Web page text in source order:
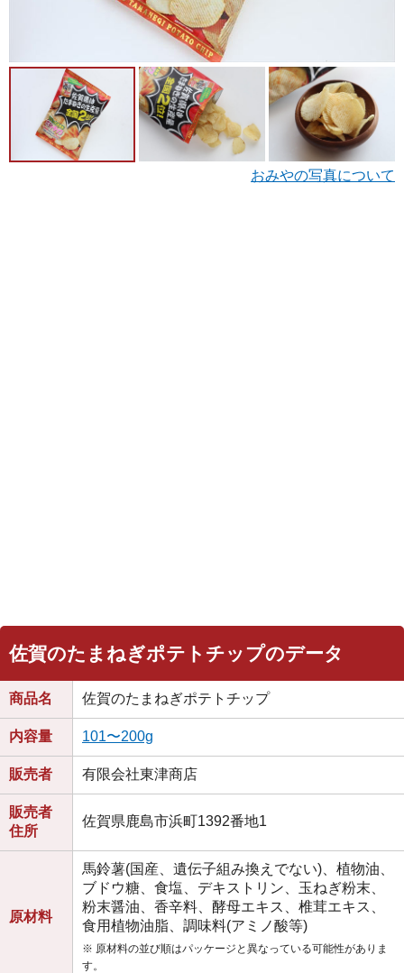
おみやの写真について
佐賀のたまねぎポテトチップのデータ
商品名 佐賀のたまねぎポテトチップ
内容量 101〜200g
販売者 有限会社東津商店
販売者
住所
佐賀県鹿島市浜町1392番地1
原材料
馬鈴薯(国産、遺伝子組み換えでない)、植物油、
ブドウ糖、食塩、デキストリン、玉ねぎ粉末、
粉末醤油、香辛料、酵母エキス、椎茸エキス、
食用植物油脂、調味料(アミノ酸等)
※ 原材料の並び順はパッケージと異なっている可能性がありま
す。